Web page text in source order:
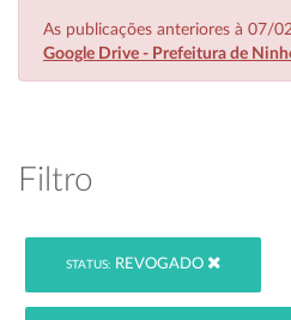
As publicações anteriores à 07/
Google Drive - Prefeitura de
Filtro
STATUS: REVOGADO